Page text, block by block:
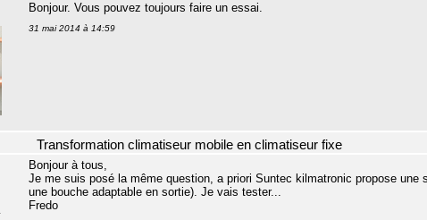
Bonjour. Vous pouvez toujours faire un essai.
31 mai 2014 à 14:59
Transformation climatiseur mobile en climatiseur fixe
Bonjour à tous,
Je me suis posé la même question, a priori Suntec kilmatronic propose
une bouche adaptable en sortie). Je vais tester...
Fredo